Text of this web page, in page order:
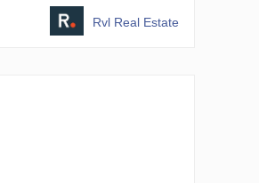
Rvl Real Estate